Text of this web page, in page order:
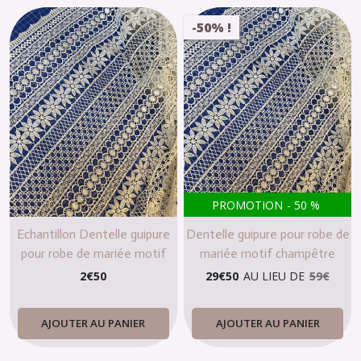
Echantillon Dentelle guipure
pour robe de mariée motif
champêtre écru
2€50
AJOUTER AU PANIER
-50% !
PROMOTION - 50 %
Dentelle guipure pour robe de
mariée motif champêtre
ivoire crème écru
29€50 AU LIEU DE 59€
AJOUTER AU PANIER